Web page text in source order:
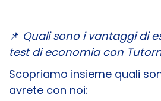
📌 Quali sono i vantaggi di
test di economia con
Scopriamo insieme quali
avrete con noi: